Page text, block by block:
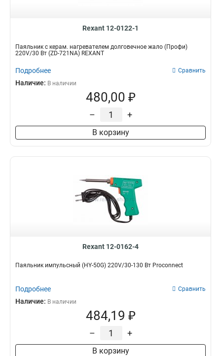
Rexant 12-0122-1
Паяльник с керам. нагревателем долговечное жало (Профи)
220V/30 Вт (ZD-721NA) REXANT
Подробнее Сравнить
Наличие: В наличии
480,00 ₽
– +
В корзину
Rexant 12-0162-4
Паяльник импульсный (HY-50G) 220V/30-130 Вт Proconnect
Подробнее Сравнить
Наличие: В наличии
484,19 ₽
– +
В корзину